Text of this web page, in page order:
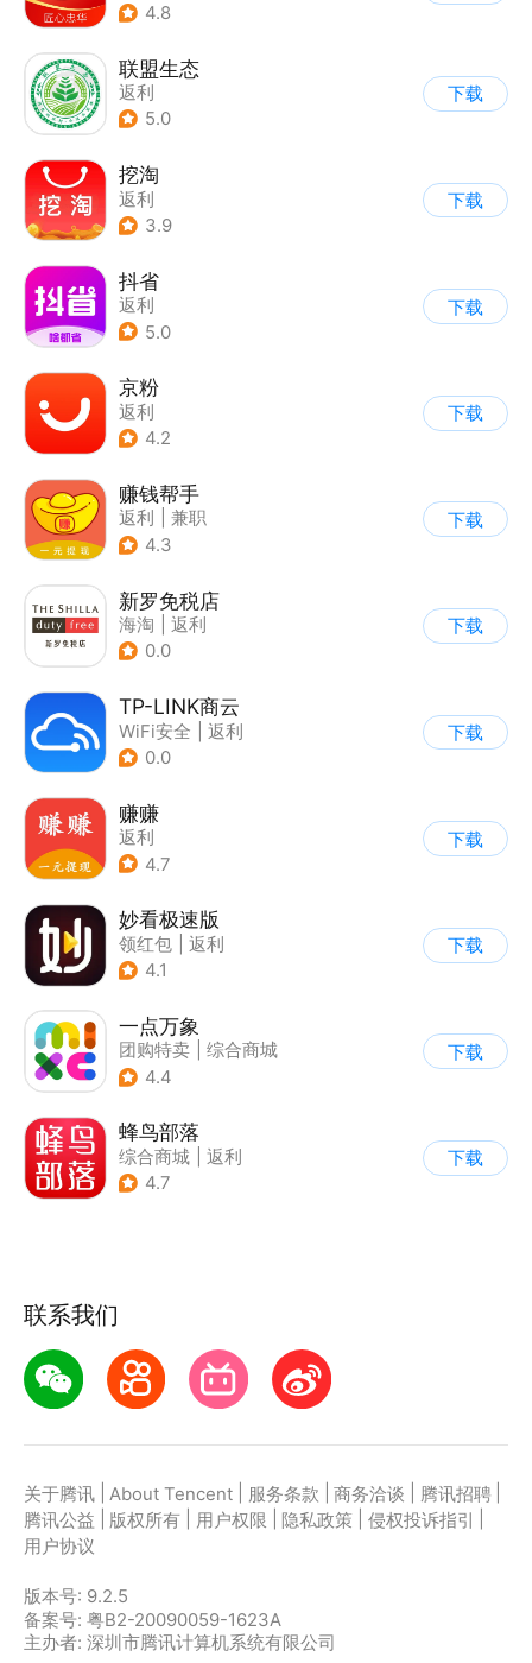
4.8
联盟生态
返利
5.0
下载
挖淘
返利
3.9
下载
抖省
返利
5.0
下载
京粉
返利
4.2
下载
赚钱帮手
返利
兼职
4.3
下载
新罗免税店
海淘
返利
0.0
下载
TP-LINK商云
WiFi安全
返利
0.0
下载
赚赚
返利
4.7
下载
妙看极速版
领红包
返利
4.1
下载
一点万象
团购特卖
综合商城
4.4
下载
蜂鸟部落
综合商城
返利
4.7
下载
联系我们
关于腾讯 About Tencent 服务条款 商务洽谈 腾讯招聘
腾讯公益
版权所有 用户权限 隐私政策 侵权投诉指引
用户协议
版本号: 9.2.5
备案号: 粤B2-20090059-1623A
主办者: 深圳市腾讯计算机系统有限公司